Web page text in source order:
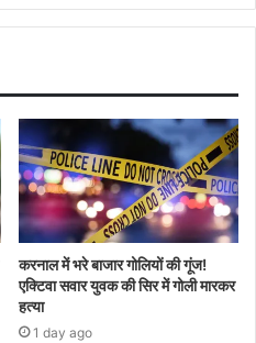
करनाल में भरे बाजार गोलियों की गूंज!
एक्टिवा सवार युवक की सिर में गोली मारकर
हत्या
1 day ago